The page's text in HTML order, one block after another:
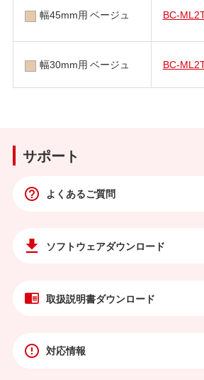
幅45mm用 ベージュ BC-
幅30mm用 ベージュ BC-
サポート
よくあるご質問
ソフトウェアダウンロード
取扱説明書ダウンロード
対応情報